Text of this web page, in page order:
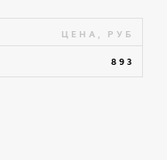
ЦЕНА, РУБ
893